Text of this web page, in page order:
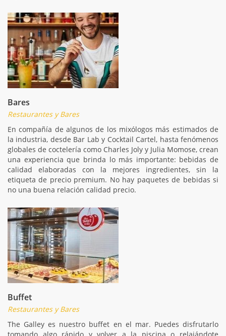
Bares
Restaurantes y Bares
En compañía de algunos de los mixólogos más estimados de
la industria, desde Bar Lab y Cocktail Cartel, hasta fenómenos
globales de coctelería como Charles Joly y Julia Momose, crean
una experiencia que brinda lo más importante: bebidas de
calidad elaboradas con la mejores ingredientes, sin la
etiqueta de precio premium. No hay paquetes de bebidas si
no una buena relación calidad precio.
Buffet
Restaurantes y Bares
The Galley es nuestro buffet en el mar. Puedes disfrutarlo
tomando algo rápido y volver a la piscina o relajándote